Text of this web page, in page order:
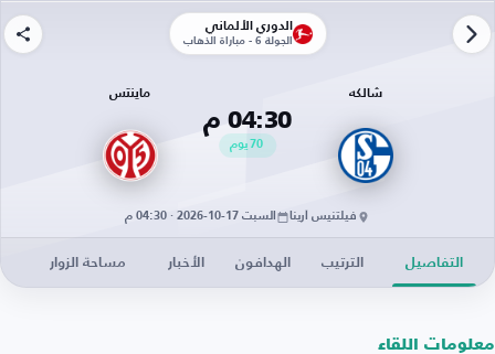
الدوري الألماني
الجولة 6 - مباراة الذهاب
شالكه
04:30 م
70 يوم
ماينتس
فيلتنيس أرينا السبت 17-10-2026 · 04:30 م
التفاصيل الترتيب الهدافون الأخبار مساحة الزوار
معلومات اللقاء